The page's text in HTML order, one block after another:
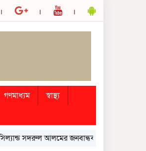
গণমাধ্যম
স্বাস্থ্য
সদরুল আলমের জনবান্ধব উদ্যোগে বদলে গেছে